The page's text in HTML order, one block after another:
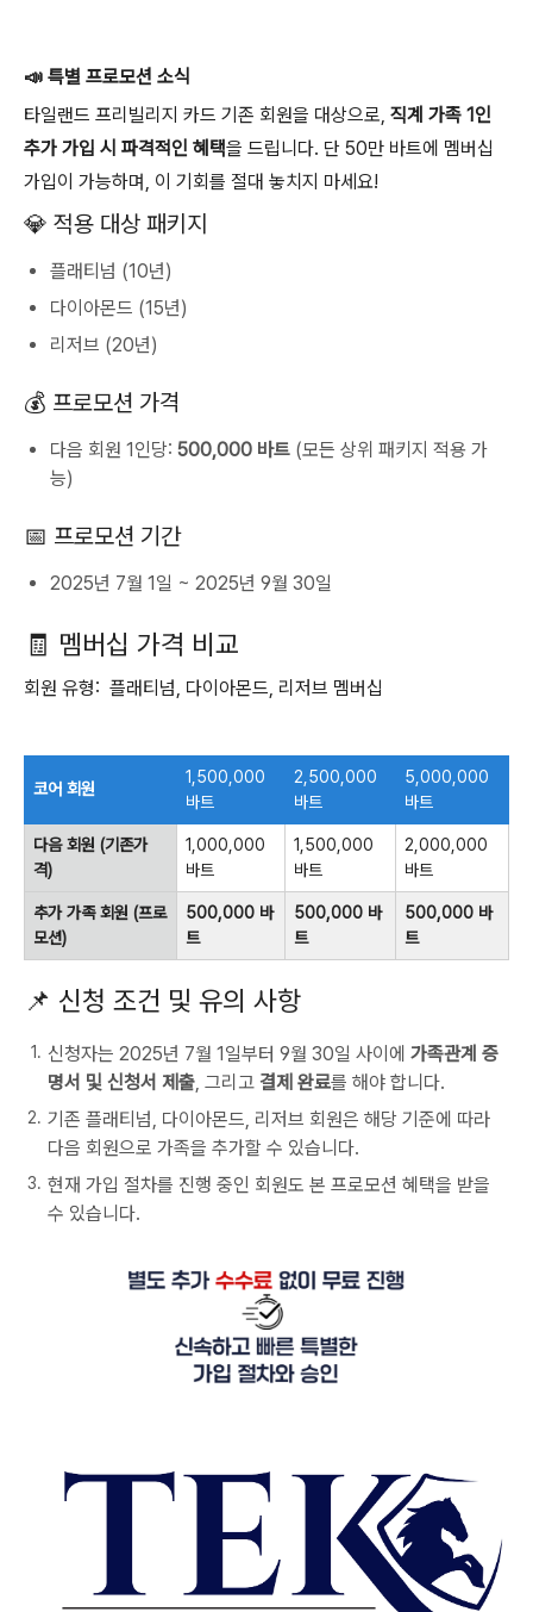
📣 특별 프로모션 소식
타일랜드 프리빌리지 카드 기존 회원을 대상으로, 직계 가족 1인
추가 가입 시 파격적인 혜택을 드립니다. 단 50만 바트에 멤버십
가입이 가능하며, 이 기회를 절대 놓치지 마세요!
💎 적용 대상 패키지
플래티넘 (10년)
다이아몬드 (15년)
리저브 (20년)
💰 프로모션 가격
다음 회원 1인당: 500,000 바트 (모든 상위 패키지 적용 가
능)
📅 프로모션 기간
2025년 7월 1일 ~ 2025년 9월 30일
🧾 멤버십 가격 비교
회원 유형: 플래티넘, 다이아몬드, 리저브 멤버십
코어 회원
1,500,000
바트
2,500,000
바트
5,000,000
바트
다음 회원 (기존가
격)
1,000,000
바트
1,500,000
바트
2,000,000
바트
추가 가족 회원 (프로
모션)
500,000 바
트
500,000 바
트
500,000 바
트
📌 신청 조건 및 유의 사항
신청자는 2025년 7월 1일부터 9월 30일 사이에 가족관계 증
명서 및 신청서 제출, 그리고 결제 완료를 해야 합니다.
기존 플래티넘, 다이아몬드, 리저브 회원은 해당 기준에 따라
다음 회원으로 가족을 추가할 수 있습니다.
현재 가입 절차를 진행 중인 회원도 본 프로모션 혜택을 받을
수 있습니다.